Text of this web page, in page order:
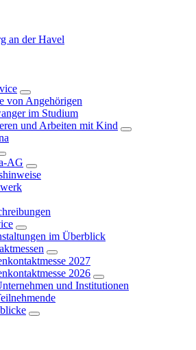
an der Havel
von Angehörigen
im Studium
und Arbeiten mit Kind
AG
im Überblick
2027
2026
und Institutionen